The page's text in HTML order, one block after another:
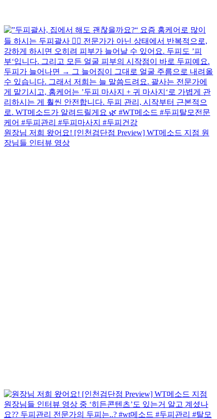
원장님 저희 왔어요! [인천검단점 Preview] WT메소드 지점 원
장님들 인터뷰 영상